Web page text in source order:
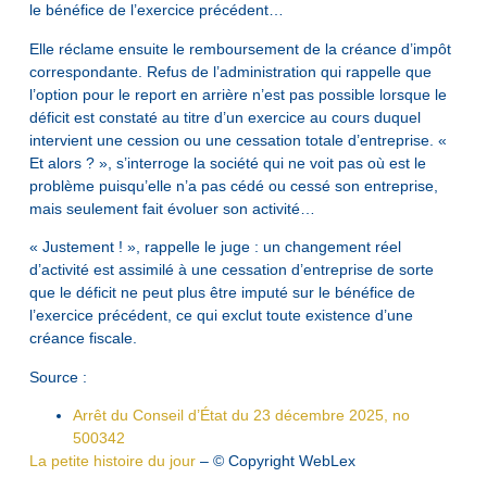
le bénéfice de l’exercice précédent…
Elle réclame ensuite le remboursement de la créance d’impôt
correspondante. Refus de l’administration qui rappelle que
l’option pour le report en arrière n’est pas possible lorsque le
déficit est constaté au titre d’un exercice au cours duquel
intervient une cession ou une cessation totale d’entreprise. «
Et alors ? », s’interroge la société qui ne voit pas où est le
problème puisqu’elle n’a pas cédé ou cessé son entreprise,
mais seulement fait évoluer son activité…
« Justement ! », rappelle le juge : un changement réel
d’activité est assimilé à une cessation d’entreprise de sorte
que le déficit ne peut plus être imputé sur le bénéfice de
l’exercice précédent, ce qui exclut toute existence d’une
créance fiscale.
Source :
Arrêt du Conseil d’État du 23 décembre 2025, no
500342
La petite histoire du jour– © Copyright WebLex